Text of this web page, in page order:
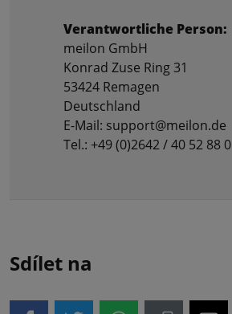
Verantwortliche Person:
meilon GmbH
Konrad Zuse Ring 31
53424 Remagen
Deutschland
E-Mail: support@meilon.de
Tel.: +49 (0)2642 / 40 52 88 0
Sdílet na